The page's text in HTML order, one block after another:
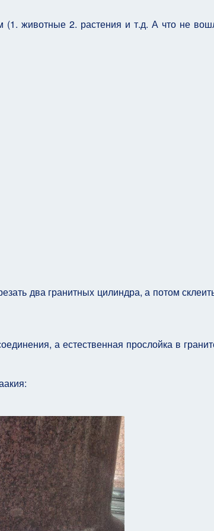
(1. животные 2. растения и т.д. А что не
два гранитных цилиндра, а потом
а естественная прослойка в